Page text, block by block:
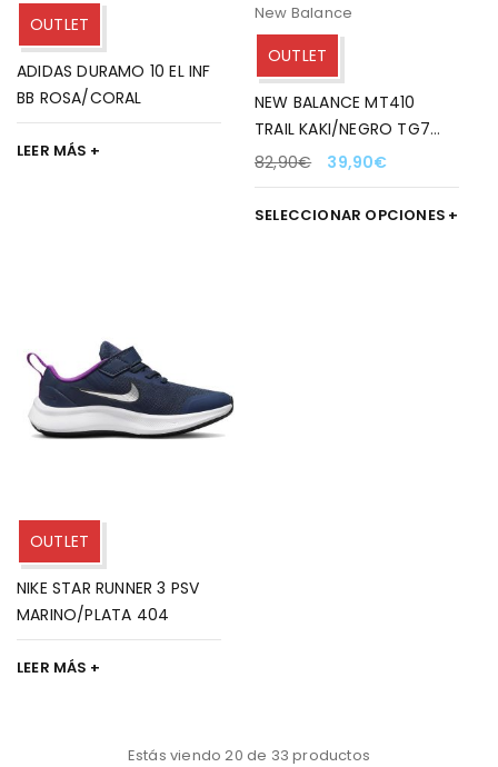
OUTLET
ADIDAS DURAMO 10 EL INF
BB ROSA/CORAL
LEER MÁS
New Balance
OUTLET
NEW BALANCE MT410
TRAIL KAKI/NEGRO TG7
PARA HOMBRE
82,90€ 39,90€
SELECCIONAR OPCIONES
OUTLET
NIKE STAR RUNNER 3 PSV
MARINO/PLATA 404
LEER MÁS
Estás viendo 20 de 33 productos